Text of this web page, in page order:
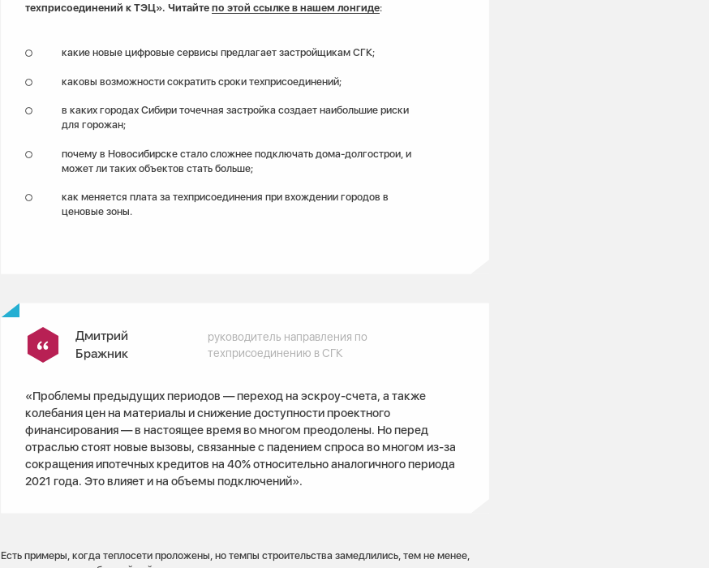
техприсоединений к ТЭЦ». Читайте по этой ссылке в нашем лонгиде:
какие новые цифровые сервисы предлагает застройщикам СГК;
каковы возможности сократить сроки техприсоединений;
в каких городах Сибири точечная застройка создает наибольшие риски
для горожан;
почему в Новосибирске стало сложнее подключать дома-долгострои, и
может ли таких объектов стать больше;
как меняется плата за техприсоединения при вхождении городов в
ценовые зоны.
Дмитрий
Бражник
руководитель направления по
техприсоединению в СГК
«Проблемы предыдущих периодов — переход на эскроу-счета, а также
колебания цен на материалы и снижение доступности проектного
финансирования — в настоящее время во многом преодолены. Но перед
отраслью стоят новые вызовы, связанные с падением спроса во многом из-за
сокращения ипотечных кредитов на 40% относительно аналогичного периода
2021 года. Это влияет и на объемы подключений».
Есть примеры, когда теплосети проложены, но темпы строительства замедлились, тем не менее,